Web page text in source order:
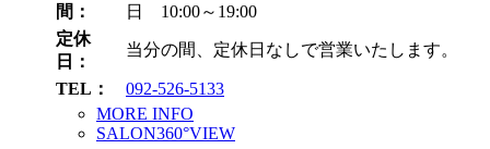
間：
日 10:00～19:00
定休
日：
当分の間、定休日なしで営業いたします。
TEL：
092-526-5133
MORE INFO
SALON360°VIEW